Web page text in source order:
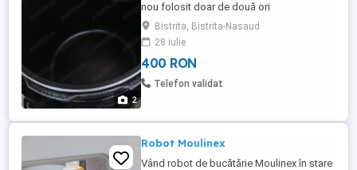
2
nou folosit doar de două ori
Bistrita, Bistrita-Nasaud
28 iulie
400 RON
Telefon validat
Robot Moulinex
Vând robot de bucătărie Moulinex în stare